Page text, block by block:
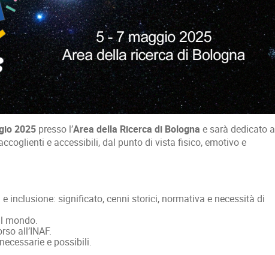
2025 presso l’Area della Ricerca di Bologna e sarà dedicato a
e accessibili, dal punto di vista fisico, emotivo e
inclusione: significato, cenni storici, normativa e necessità di
mondo.
all’INAF.
e possibili.